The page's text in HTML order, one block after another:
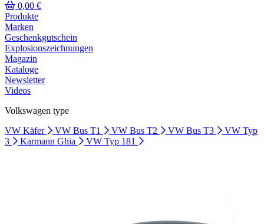
0,00 €
Produkte
Marken
Geschenkgutschein
Explosionszeichnungen
Magazin
Kataloge
Newsletter
Videos
Volkswagen type
VW Käfer
VW Bus T1 VW Bus T2 VW Bus T3
VW Typ
3
Karmann Ghia VW Typ 181